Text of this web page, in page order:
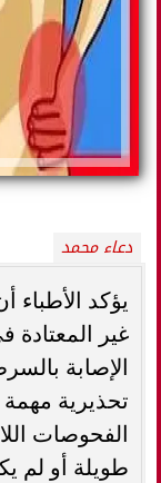
دعاء محمد
يؤكد
غير المعتادة
الإصابة
تحذيرية
الفحوصات
طويلة أو لم